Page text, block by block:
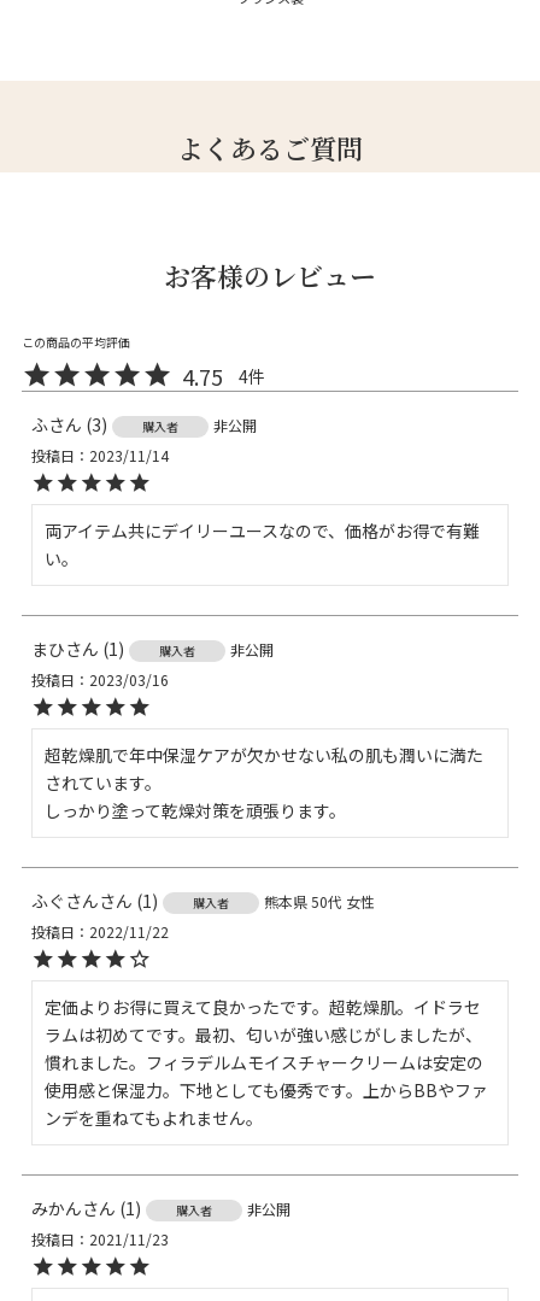
よくあるご質問
お客様のレビュー
4.75
4
ふ
3 購入者
非公開
投稿日
2023/11/14
両アイテム共にデイリーユースなので、価格がお得で有難
い。
まひ 1 購入者
非公開
投稿日
2023/03/16
超乾燥肌で年中保湿ケアが欠かせない私の肌も潤いに満た
されています。
しっかり塗って乾燥対策を頑張ります。
ふぐさん 1 購入者 熊本県50代 女性
投稿日
2022/11/22
定価よりお得に買えて良かったです。超乾燥肌。イドラセ
ラムは初めてです。最初、匂いが強い感じがしましたが、
慣れました。フィラデルムモイスチャークリームは安定の
使用感と保湿力。下地としても優秀です。上からBBやファ
ンデを重ねてもよれません。
みかん 1 購入者
非公開
投稿日
2021/11/23